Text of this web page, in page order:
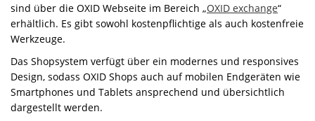
sind über die OXID Webseite im Bereich „OXID exchange“
erhältlich. Es gibt sowohl kostenpflichtige als auch kostenfreie
Werkzeuge.
Das Shopsystem verfügt über ein modernes und responsives
Design, sodass OXID Shops auch auf mobilen Endgeräten wie
Smartphones und Tablets ansprechend und übersichtlich
dargestellt werden.